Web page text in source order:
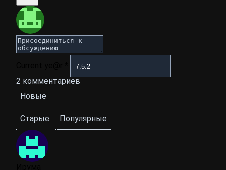
2 комментариев
Новые
Старые Популярные